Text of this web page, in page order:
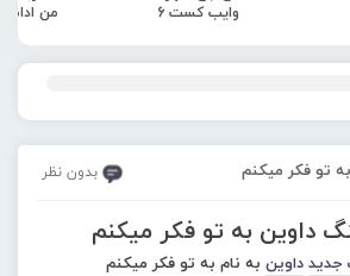
وایب کست 6
من
تو فکر میکنم بدون نظر
داوین به تو فکر میکنم
جدید داوین به نام به تو فکر میکنم